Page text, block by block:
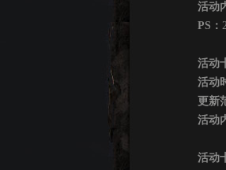
活动
PS：
活动
活动
更新
活动
活动